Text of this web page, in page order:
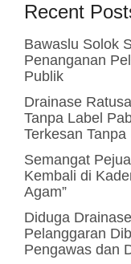
Recent
Bawaslu Solok
Penanganan
Publik
Drainase
Tanpa Label
Terkesan
Semangat
Kembali di
Agam”
Diduga
Pelanggaran
Pengawas dan